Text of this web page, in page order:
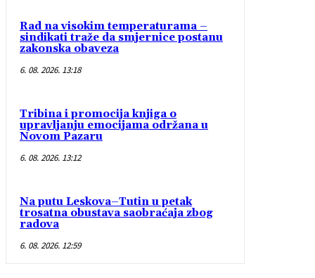
Rad na visokim temperaturama –
sindikati traže da smjernice postanu
zakonska obaveza
6. 08. 2026. 13:18
Tribina i promocija knjiga o
upravljanju emocijama održana u
Novom Pazaru
6. 08. 2026. 13:12
Na putu Leskova–Tutin u petak
trosatna obustava saobraćaja zbog
radova
6. 08. 2026. 12:59